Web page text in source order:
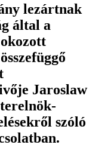
lezártnak
által a
Jaroslaw
szóló